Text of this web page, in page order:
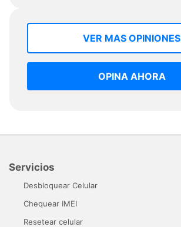
VER MAS OPINIONES
OPINA AHORA
Servicios
Desbloquear Celular
Chequear IMEI
Resetear celular